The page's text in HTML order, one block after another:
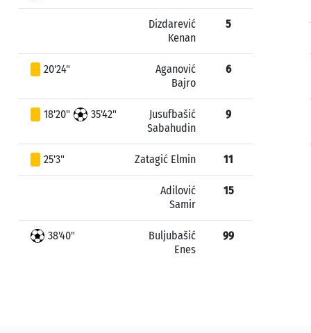
Dizdarević
Kenan
5
20'24"
Aganović
Bajro
6
18'20" 35'42"
Jusufbašić
Sabahudin
9
25'3" Zatagić Elmin 11
Adilović
Samir
15
38'40"
Buljubašić
Enes
99